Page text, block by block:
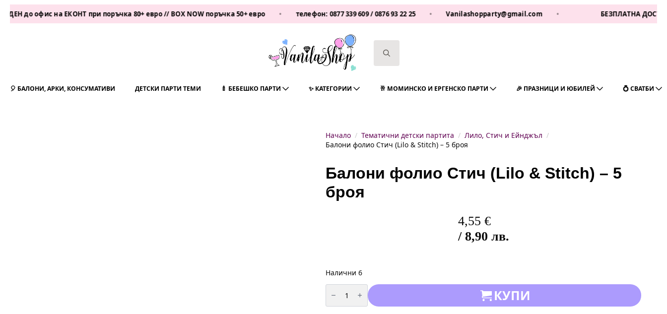
на ЕКОНТ при поръчка 80+ евро // BOX NOW поръчка 50+ евро • телефон:0877 339 609/0876 93 22 25 • Vanilashopparty@gmail.com • БЕЗПЛАТНА ДОСТАВКА ЗА
🎈 БАЛОНИ, АРКИ, КОНСУМАТИВИ ДЕТСКИ ПАРТИ ТЕМИ 🍼 БЕБЕШКО ПАРТИ ✨ КАТЕГОРИИ 🥂 МОМИНСКО И ЕРГЕНСКО ПАРТИ 🎉 ПРАЗНИЦИ И ЮБИЛЕЙ 💍 СВАТБИ
Начало Тематични детски партита
Лило, Стич и Ейнджъл
Балони фолио Стич (Lilo & Stitch) – 5 броя
Балони фолио Стич (Lilo & Stitch) – 5
броя
4,55 €
/ 8,90 лв.
Налични 6
количество
за
Балони
фолио
КУПИ